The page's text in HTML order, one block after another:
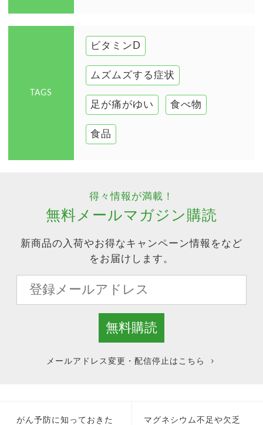
TAGS
ビタミンD
ムズムズする症状
足が痛がゆい 食べ物
食品
得々情報が満載！
無料メールマガジン購読
新商品の入荷やお得なキャンペーン情報をなど
をお届けします。
メールアドレス変更・配信停止はこちら
がん予防に知っておきた
マグネシウム不足や欠乏